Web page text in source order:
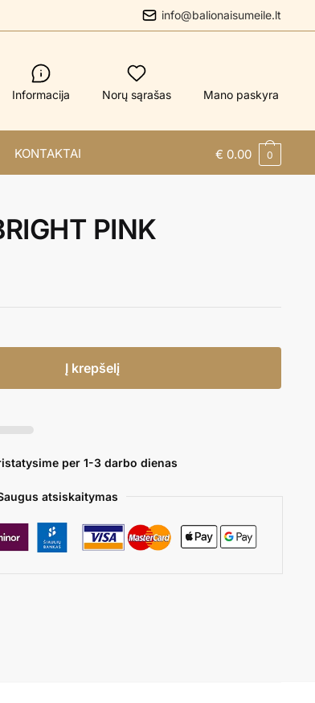
info@balionaisumeile.lt
Informacija Norų sąrašas Mano paskyra
KONTAKTAI € 0.00 0
PINK
Į krepšelį
per 1-3 darbo dienas
atsiskaitymas